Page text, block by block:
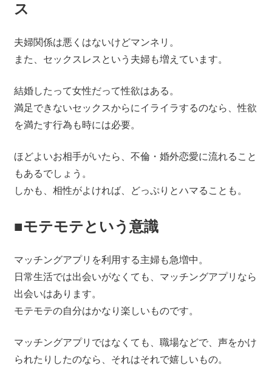
ス
夫婦関係は悪くはないけどマンネリ。
また、セックスレスという夫婦も増えています。
結婚したって女性だって性欲はある。
満足できないセックスからにイライラするのなら、性欲
を満たす行為も時には必要。
ほどよいお相手がいたら、不倫・婚外恋愛に流れること
もあるでしょう。
しかも、相性がよければ、どっぷりとハマることも。
■モテモテという意識
マッチングアプリを利用する主婦も急増中。
日常生活では出会いがなくても、マッチングアプリなら
出会いはあります。
モテモテの自分はかなり楽しいものです。
マッチングアプリではなくても、職場などで、声をかけ
られたりしたのなら、それはそれで嬉しいもの。